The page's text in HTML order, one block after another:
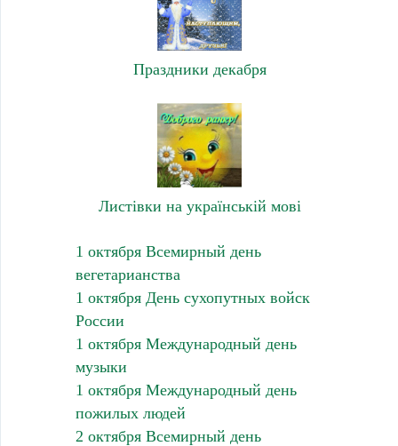
Праздники декабря
Листівки на українській мові
1 октября Всемирный день
вегетарианства
1 октября День сухопутных войск
России
1 октября Международный день
музыки
1 октября Международный день
пожилых людей
2 октября Всемирный день